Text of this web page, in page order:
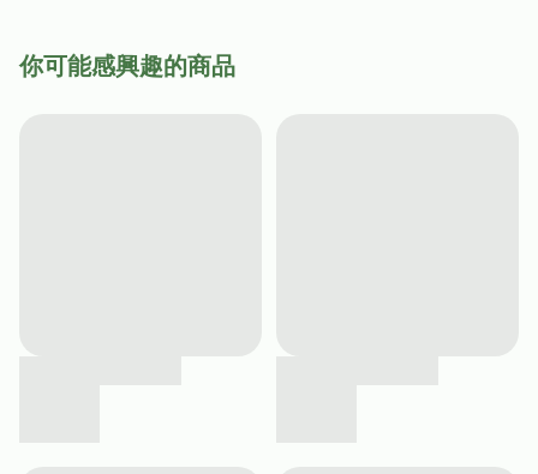
你可能感興趣的商品